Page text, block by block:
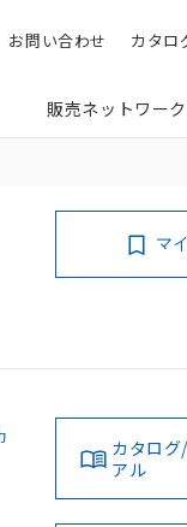
カタロ
お問い合わせ
販売ネットワーク
マ
カタロ
アル